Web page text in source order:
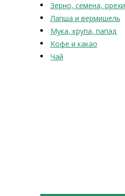
Зерно, семена, орехи
Лапша и вермишель
Мука, крупа, папад
Кофе и какао
Чай